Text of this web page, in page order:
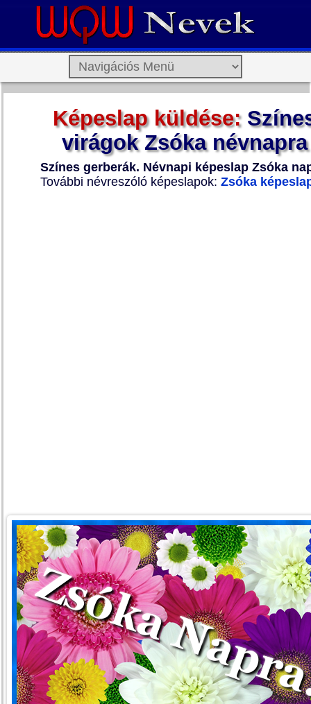
Képeslap küldése:
virágok Zsóka névnapra
Színes gerberák. Névnapi képeslap Zsóka
További névreszóló képeslapok:Zsóka